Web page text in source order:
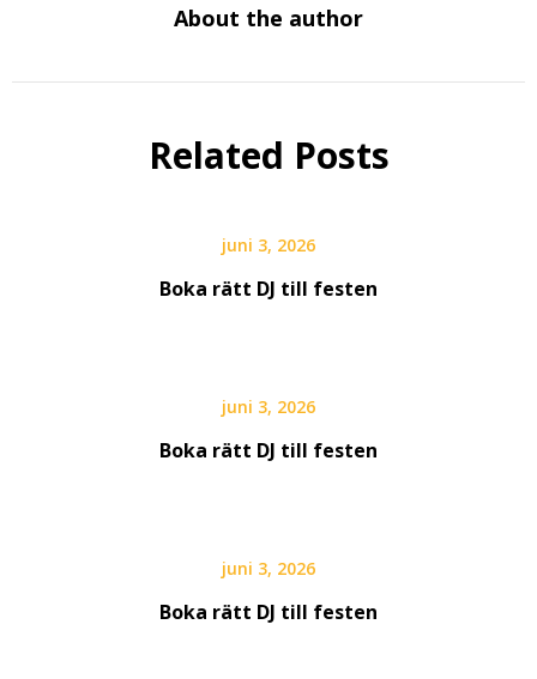
About the author
Related Posts
juni 3, 2026
Boka rätt DJ till festen
juni 3, 2026
Boka rätt DJ till festen
juni 3, 2026
Boka rätt DJ till festen